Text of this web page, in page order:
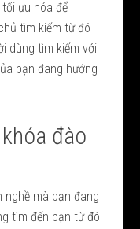
ưu hóa để
tìm kiếm từ đó
dùng tìm kiếm với
bạn đang hướng
đào
nghề mà bạn đang
tìm đến bạn từ đó